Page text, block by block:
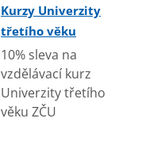
Kurzy Univerzity
třetího věku
10% sleva na
vzdělávací kurz
Univerzity třetího
věku ZČU